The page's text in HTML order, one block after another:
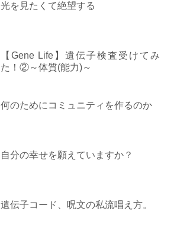
光を見たくて絶望する
【Gene Life】遺伝子検査受けてみ
た！②～体質(能力)～
何のためにコミュニティを作るのか
自分の幸せを願えていますか？
遺伝子コード、呪文の私流唱え方。